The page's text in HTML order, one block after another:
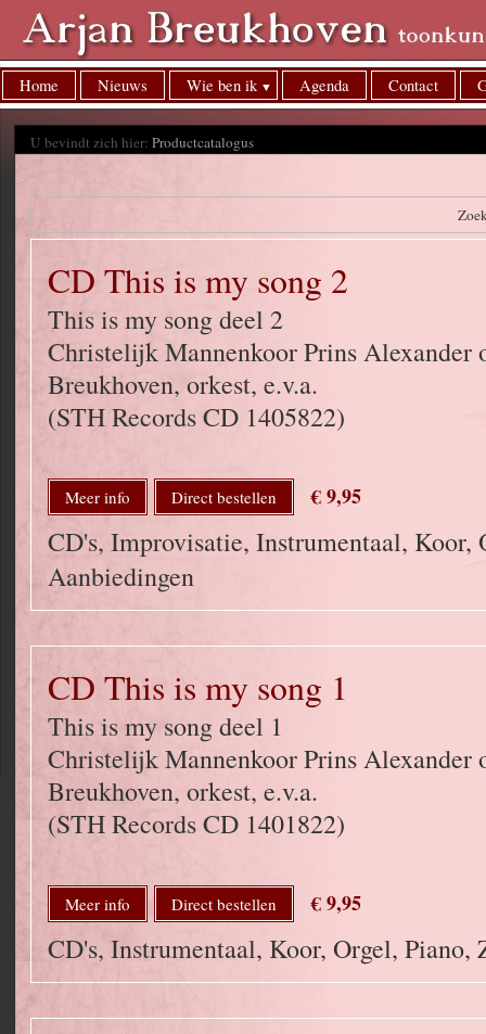
Home Nieuws Wie ben ik Agenda Contact
U bevindt zich hier: Productcatalogus
CD This is my song 2
This is my song deel 2
Christelijk Mannenkoor Prins Alexander
Breukhoven, orkest, e.v.a.
(STH Records CD 1405822)
Meer info Direct bestellen € 9,95
CD's, Improvisatie, Instrumentaal, Koor,
Aanbiedingen
CD This is my song 1
This is my song deel 1
Christelijk Mannenkoor Prins Alexander
Breukhoven, orkest, e.v.a.
(STH Records CD 1401822)
Meer info Direct bestellen € 9,95
CD's, Instrumentaal, Koor, Orgel, Piano,